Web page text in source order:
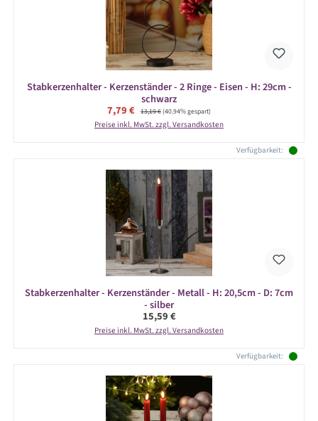
Stabkerzenhalter - Kerzenständer - 2 Ringe - Eisen - H: 29cm -
schwarz
Verkaufspreis:
7,79 € Regulärer Preis:
13,19 €(40.94% gespart)
Preise inkl. MwSt. zzgl. Versandkosten
Verfügbarkeit:
Stabkerzenhalter - Kerzenständer - Metall - H: 20,5cm - D: 7cm
- silber
Regulärer Preis:
15,59 €
Preise inkl. MwSt. zzgl. Versandkosten
Verfügbarkeit: